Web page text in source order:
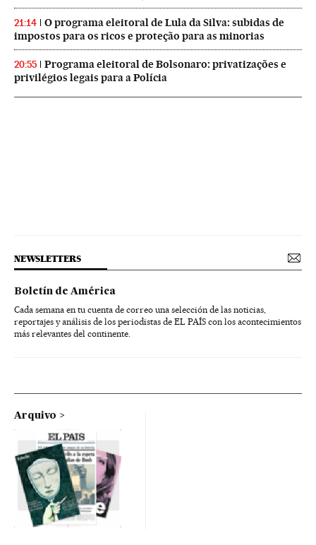
21:14
O programa eleitoral de Lula da Silva: subidas de
impostos para os ricos e proteção para as minorias
20:55
Programa eleitoral de Bolsonaro: privatizações e
privilégios legais para a Polícia
NEWSLETTERS
Boletín de América
Cada semana en tu cuenta de correo una selección de las noticias,
reportajes y análisis de los periodistas de EL PAÍS con los acontecimientos
más relevantes del continente.
Arquivo